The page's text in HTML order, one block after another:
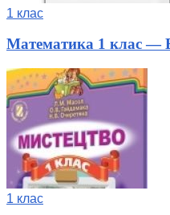
1 клас
Математика 1 клас —
1 клас